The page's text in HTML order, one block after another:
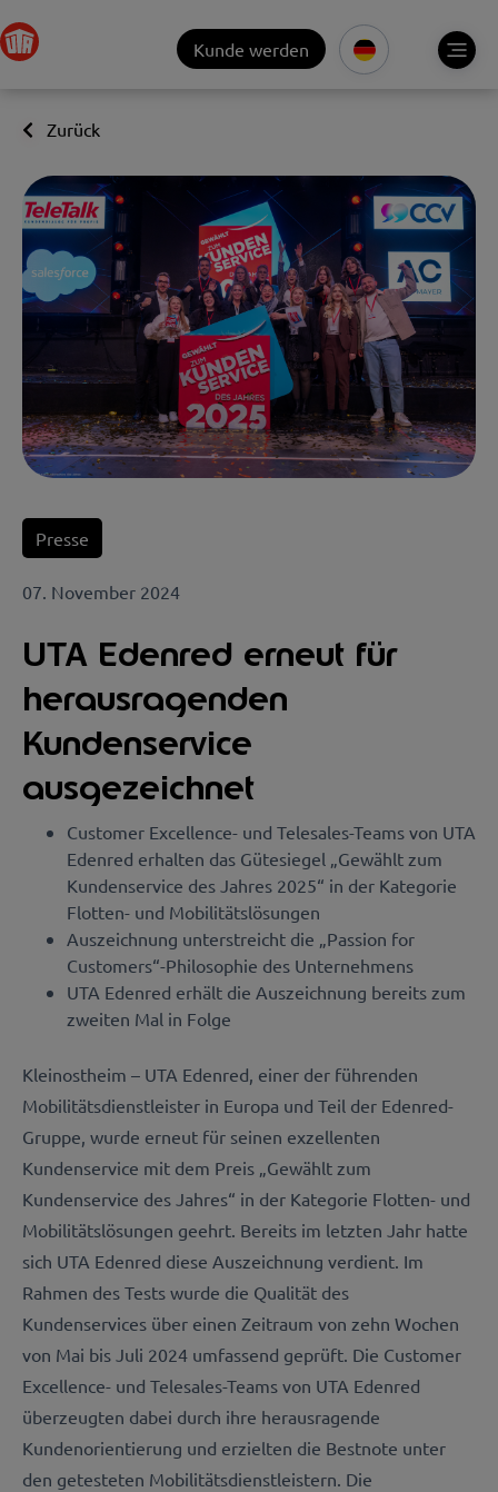
Kunde werden
Zurück
Presse
07. November 2024
UTA Edenred erneut für
herausragenden
Kundenservice
ausgezeichnet
Customer Excellence- und Telesales-Teams von UTA
Edenred erhalten das Gütesiegel „Gewählt zum
Kundenservice des Jahres 2025“ in der Kategorie
Flotten- und Mobilitätslösungen
Auszeichnung unterstreicht die „Passion for
Customers“-Philosophie des Unternehmens
UTA Edenred erhält die Auszeichnung bereits zum
zweiten Mal in Folge
Kleinostheim – UTA Edenred, einer der führenden
Mobilitätsdienstleister in Europa und Teil der Edenred-
Gruppe, wurde erneut für seinen exzellenten
Kundenservice mit dem Preis „Gewählt zum
Kundenservice des Jahres“ in der Kategorie Flotten- und
Mobilitätslösungen geehrt. Bereits im letzten Jahr hatte
sich UTA Edenred diese Auszeichnung verdient. Im
Rahmen des Tests wurde die Qualität des
Kundenservices über einen Zeitraum von zehn Wochen
von Mai bis Juli 2024 umfassend geprüft. Die Customer
Excellence- und Telesales-Teams von UTA Edenred
überzeugten dabei durch ihre herausragende
Kundenorientierung und erzielten die Bestnote unter
den getesteten Mobilitätsdienstleistern. Die